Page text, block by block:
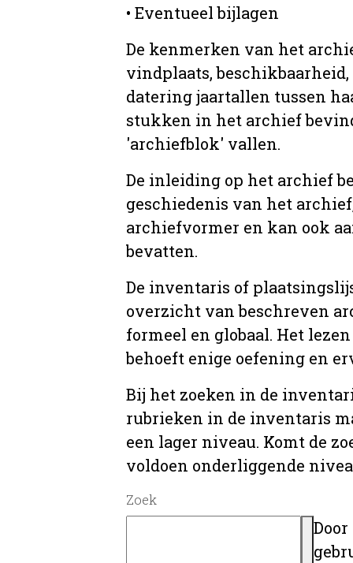
• Eventueel bijlagen
De kenmerken van het
vindplaats,
datering jaartallen tussen
stukken in het archief
'archiefblok' vallen.
De inleiding op het archief
geschiedenis van het
archiefvormer en kan ook
bevatten.
De inventaris of
overzicht van beschreven
formeel en globaal. Het
behoeft enige oefening en
Bij het zoeken in de
rubrieken in de inventaris
een lager niveau. Komt de
voldoen onderliggende
Zoek